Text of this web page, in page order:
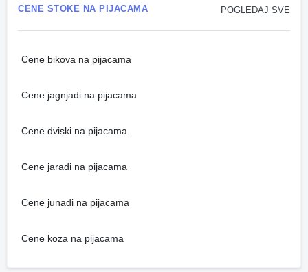
POGLEDAJ SVE
CENE STOKE NA PIJACAMA
Cene bikova na pijacama
Cene jagnjadi na pijacama
Cene dviski na pijacama
Cene jaradi na pijacama
Cene junadi na pijacama
Cene koza na pijacama